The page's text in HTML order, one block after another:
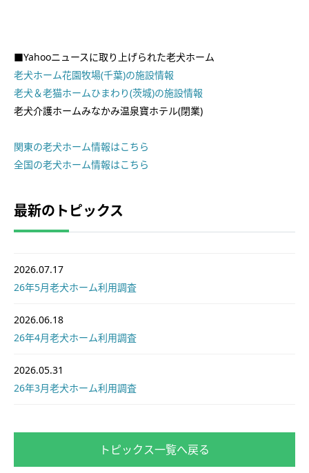
■Yahooニュースに取り上げられた老犬ホーム
老犬ホーム花園牧場(千葉)の施設情報
老犬＆老猫ホームひまわり(茨城)の施設情報
老犬介護ホームみなかみ温泉寶ホテル(閉業)
関東の老犬ホーム情報はこちら
全国の老犬ホーム情報はこちら
最新のトピックス
2026.07.17
26年5月老犬ホーム利用調査
2026.06.18
26年4月老犬ホーム利用調査
2026.05.31
26年3月老犬ホーム利用調査
トピックス一覧へ戻る